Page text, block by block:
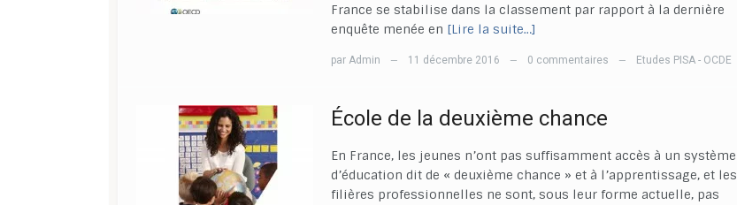
France se stabilise dans la classement par rapport à la dernière
enquête menée en [Lire la suite…]
par Admin — 11 décembre 2016 — 0 commentaires — Etudes PISA - OCDE
École de la deuxième chance
En France, les jeunes n’ont pas suffisamment accès à un système
d’éducation dit de « deuxième chance » et à l’apprentissage, et les
filières professionnelles ne sont, sous leur forme actuelle, pas